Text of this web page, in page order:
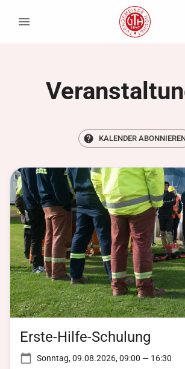
KALENDER
Erste-Hilfe-Schulung
Sonntag, 09.08.2026, 09:00 — 16:30